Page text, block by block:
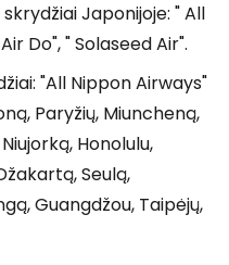
Japonijoje: " All
Do", " Solaseed Air".
"All Nippon Airways"
Paryžių, Miuncheną,
Honolulu,
Seulą,
Guangdžou, Taipėjų,